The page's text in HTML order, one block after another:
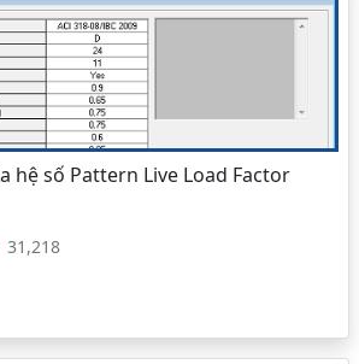
hệ số Pattern Live Load Factor
31,218